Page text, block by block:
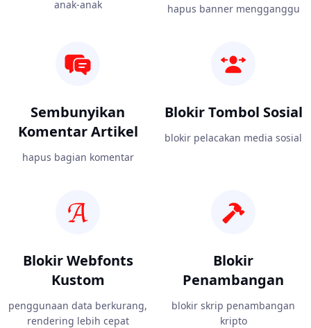
anak-anak hapus banner mengganggu
Sembunyikan
Komentar Artikel
hapus bagian komentar
Blokir Tombol Sosial
blokir pelacakan media sosial
Blokir Webfonts
Kustom
penggunaan data berkurang,
rendering lebih cepat
Blokir
Penambangan
blokir skrip penambangan
kripto